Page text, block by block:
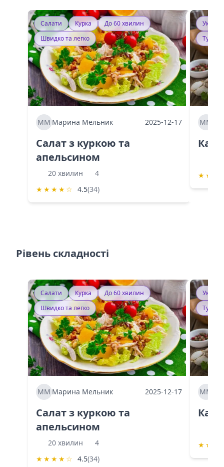
Салати Курка
До 60 хвилин
Швидко та легко
ММ Марина Мельник 2025-12-17
Салат з куркою та
апельсином
20 хвилин
4
★ ★ ★ ★ ☆ 4.5(34)
ММ
★ ★
Рівень складності
Салати Курка
До 60 хвилин
Швидко та легко
ММ Марина Мельник 2025-12-17
Салат з куркою та
апельсином
20 хвилин
4
★ ★ ★ ★ ☆ 4.5(34)
ММ
★ ★